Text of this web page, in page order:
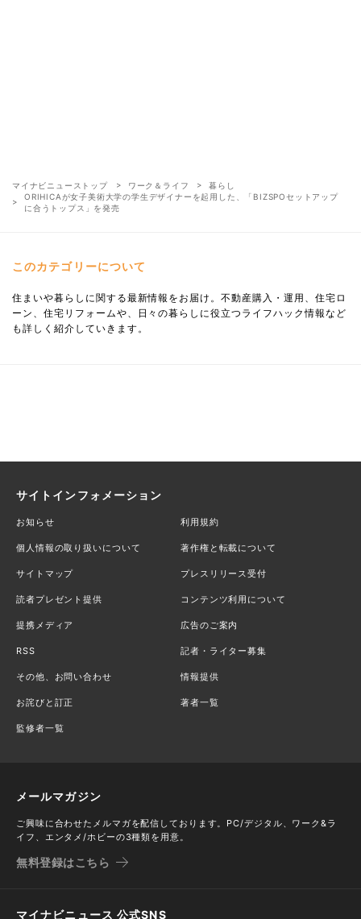
マイナビニューストップ ワーク＆ライフ
暮らし
ORIHICAが女子美術大学の学生デザイナーを起用した、「BIZSPOセットアップ
に合うトップス」を発売
このカテゴリーについて
住まいや暮らしに関する最新情報をお届け。不動産購入・運用、住宅ロ
ーン、住宅リフォームや、日々の暮らしに役立つライフハック情報など
も詳しく紹介していきます。
サイトインフォメーション
お知らせ 利用規約
個人情報の取り扱いについて 著作権と転載について
サイトマップ プレスリリース受付
読者プレゼント提供 コンテンツ利用について
提携メディア 広告のご案内
RSS 記者・ライター募集
その他、お問い合わせ 情報提供
お詫びと訂正 著者一覧
監修者一覧
メールマガジン
ご興味に合わせたメルマガを配信しております。PC/デジタル、ワーク&ラ
イフ、エンタメ/ホビーの3種類を用意。
無料登録はこちら
マイナビニュース 公式SNS